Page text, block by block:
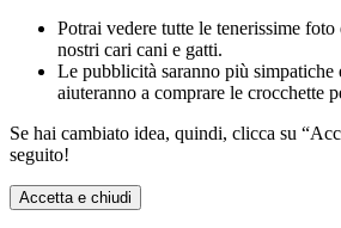
Potrai vedere tutte le tenerissime
nostri cari cani e gatti.
Le pubblicità saranno più simpatiche
aiuteranno a comprare le crocchette
Se hai cambiato idea, quindi, clicca su
seguito!
Accetta e chiudi